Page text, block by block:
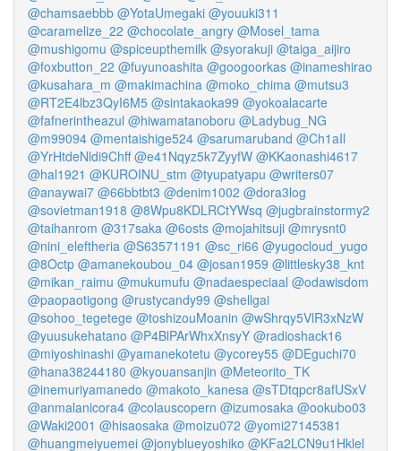
@chamsaebbb @YotaUmegaki @youuki311
@caramelize_22 @chocolate_angry @Mosel_tama
@mushigomu @spiceupthemilk @syorakuji @taiga_aijiro
@foxbutton_22 @fuyunoashita @googoorkas @inameshirao
@kusahara_m @makimachina @moko_chima @mutsu3
@RT2E4lbz3QyI6M5 @sintakaoka99 @yokoalacarte
@fafnerintheazul @hiwamatanoboru @Ladybug_NG
@m99094 @mentaishige524 @sarumaruband @Ch1aIl
@YrHtdeNldi9Chff @e41Nqyz5k7ZyyfW @KKaonashi4617
@hal1921 @KUROINU_stm @tyupatyapu @writers07
@anaywai7 @66bbtbt3 @denim1002 @dora3log
@sovietman1918 @8Wpu8KDLRCtYWsq @jugbrainstormy2
@taihanrom @317saka @6osts @mojahitsuji @mrysnt0
@nini_eleftheria @S63571191 @sc_ri66 @yugocloud_yugo
@8Octp @amanekoubou_04 @josan1959 @littlesky38_knt
@mikan_raimu @mukumufu @nadaespeciaal @odawisdom
@paopaotigong @rustycandy99 @shellgai
@sohoo_tegetege @toshizouMoanin @wShrqy5VlR3xNzW
@yuusukehatano @P4BlPArWhxXnsyY @radioshack16
@miyoshinashi @yamanekotetu @ycorey55 @DEguchi70
@hana38244180 @kyouansanjin @Meteorito_TK
@inemuriyamanedo @makoto_kanesa @sTDtqpcr8afUSxV
@anmalanicora4 @colauscopern @izumosaka @ookubo03
@Waki2001 @hisaosaka @moizu072 @yomi27145381
@huangmeiyuemei @jonyblueyoshiko @KFa2LCN9u1Hklel